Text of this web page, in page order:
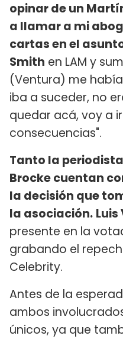
opinar de un
a llamar a mi
cartas en el
Smith en LAM y
(Ventura) me
iba a suceder, no
quedar acá, voy a
consecuencias".
Tanto la
Brocke cuentan
la decisión que
la asociación.
presente en la
grabando el
Celebrity.
Antes de la
ambos
únicos, ya que